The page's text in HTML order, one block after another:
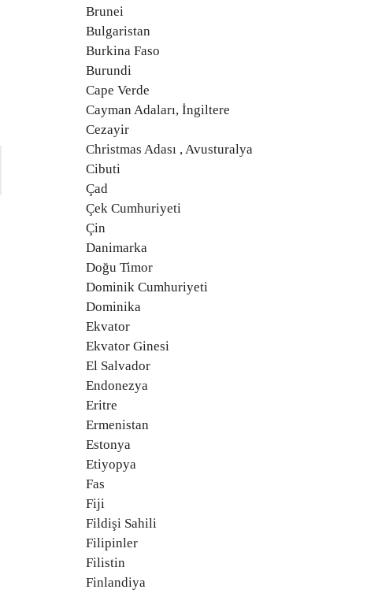
Brunei
Bulgaristan
Burkina Faso
Burundi
Cape Verde
Cayman Adaları, İngiltere
Cezayir
Christmas Adası , Avusturalya
Cibuti
Çad
Çek Cumhuriyeti
Çin
Danimarka
Doğu Timor
Dominik Cumhuriyeti
Dominika
Ekvator
Ekvator Ginesi
El Salvador
Endonezya
Eritre
Ermenistan
Estonya
Etiyopya
Fas
Fiji
Fildişi Sahili
Filipinler
Filistin
Finlandiya